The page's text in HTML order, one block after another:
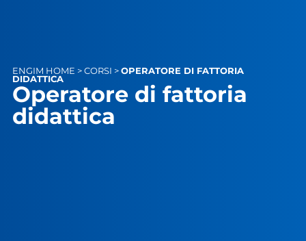
ENGIM HOME > CORSI > OPERATORE DI FATTORIA
DIDATTICA
Operatore di fattoria
didattica